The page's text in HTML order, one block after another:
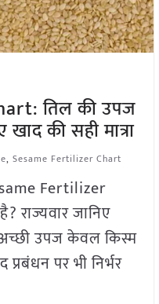
तिल की उपज
खाद की सही मात्रा
, Sesame Fertilizer Chart
Fertilizer
राज्यवार जानिए
अच्छी उपज केवल किस्म
पर भी निर्भर